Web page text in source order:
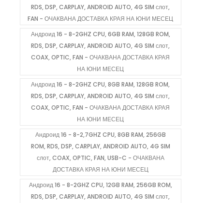
RDS, DSP, CARPLAY, ANDROID AUTO, 4G SIM слот,
FAN - ОЧАКВАНА ДОСТАВКА КРАЯ НА ЮНИ МЕСЕЦ
Андроид 16 - 8-2GHZ CPU, 6GB RAM, 128GB ROM,
RDS, DSP, CARPLAY, ANDROID AUTO, 4G SIM слот,
COAX, OPTIC, FAN - ОЧАКВАНА ДОСТАВКА КРАЯ
НА ЮНИ МЕСЕЦ
Андроид 16 - 8-2GHZ CPU, 8GB RAM, 128GB ROM,
RDS, DSP, CARPLAY, ANDROID AUTO, 4G SIM слот,
COAX, OPTIC, FAN - ОЧАКВАНА ДОСТАВКА КРАЯ
НА ЮНИ МЕСЕЦ
Андроид 16 - 8-2,7GHZ CPU, 8GB RAM, 256GB
ROM, RDS, DSP, CARPLAY, ANDROID AUTO, 4G SIM
слот, COAX, OPTIC, FAN, USB-C - ОЧАКВАНА
ДОСТАВКА КРАЯ НА ЮНИ МЕСЕЦ
Андроид 16 - 8-2GHZ CPU, 12GB RAM, 256GB ROM,
RDS, DSP, CARPLAY, ANDROID AUTO, 4G SIM слот,